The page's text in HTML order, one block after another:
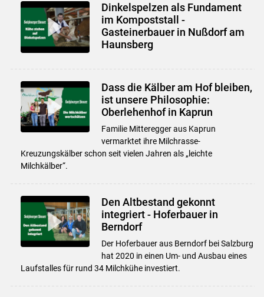
Dinkelspelzen als Fundament
im Kompoststall -
Gasteinerbauer in Nußdorf am
Haunsberg
Dass die Kälber am Hof bleiben,
ist unsere Philosophie:
Oberlehenhof in Kaprun
Familie Mitteregger aus Kaprun
vermarktet ihre Milchrasse-
Kreuzungskälber schon seit vielen Jahren als „leichte
Milchkälber“.
Den Altbestand gekonnt
integriert - Hoferbauer in
Berndorf
Der Hoferbauer aus Berndorf bei Salzburg
hat 2020 in einen Um- und Ausbau eines
Laufstalles für rund 34 Milchkühe investiert.